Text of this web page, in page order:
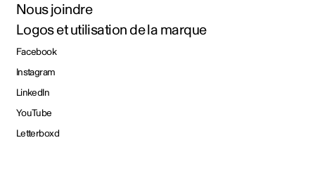
Nous joindre
Logos et utilisation de la marque
Facebook
Instagram
LinkedIn
YouTube
Letterboxd